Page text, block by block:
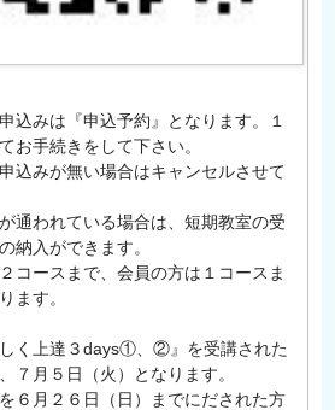
込みは『申込予約』となります。１
お手続きをして下さい。
込みが無い場合はキャンセルさせて
通われている場合は、短期教室の受
納入ができます。
コースまで、会員の方は１コースま
ます。
く上達３days①、②』を受講された
７月５日（火）となります。
６月２６日（日）までにだされた方